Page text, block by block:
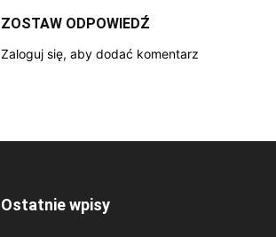
ZOSTAW ODPOWIEDŹ
Zaloguj się, aby dodać komentarz
Ostatnie wpisy